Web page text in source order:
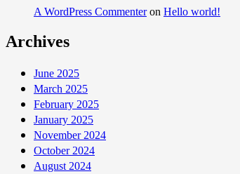
trong
phố
thuộc
tiểu
bang
Florida
A WordPress Commenteron Hello world!
Archives
June 2025
March 2025
February 2025
January 2025
November 2024
October 2024
August 2024